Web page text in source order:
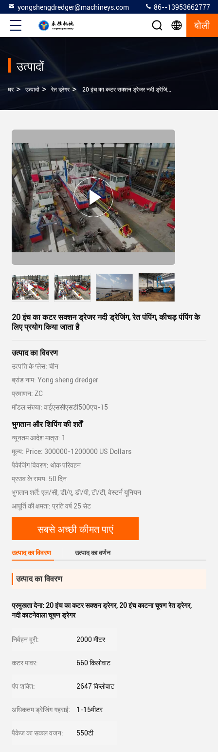
yongshengdredger@machineys.com 86--13953662777
बोली
उत्पादों
घर > उत्पादों > रेत ड्रेगर > 20 इंच का कटर सक्शन ड्रेजर नदी ड्रेजिंग, रेत पंपिंग, कीचड़ पंपिंग के लिए प्रयोग किया जाता है
20 इंच का कटर सक्शन ड्रेजर नदी ड्रेजिंग, रेत पंपिंग, कीचड़ पंपिंग के
लिए प्रयोग किया जाता है
उत्पाद का विवरण
उत्पत्ति के प्लेस: चीन
ब्रांड नाम: Yong sheng dredger
प्रमाणन: ZC
मॉडल संख्या: वाईएससीएसडी500एच-15
भुगतान और शिपिंग की शर्तें
न्यूनतम आदेश मात्रा: 1
मूल्य: Price: 300000-1200000 US Dollars
पैकेजिंग विवरण: थोक परिवहन
प्रसव के समय: 50 दिन
भुगतान शर्तें: एल/सी, डी/ए, डी/पी, टी/टी, वेस्टर्न यूनियन
आपूर्ति की क्षमता: प्रति वर्ष 25 सेट
सबसे अच्छी कीमत पाएं
उत्पाद का विवरण उत्पाद का वर्णन
उत्पाद का विवरण
प्रमुखता देना: 20 इंच का कटर सक्शन ड्रेगर, 20 इंच काटना चूषण रेत ड्रेगर,
नदी काटनेवाला चूषण ड्रेगर
निर्वहन दूरी: 2000 मीटर
कटर पावर: 660 किलोवाट
पंप शक्ति: 2647 किलोवाट
अधिकतम ड्रेजिंग गहराई: 1-15मीटर
पैकेज का सकल वजन: 550टी